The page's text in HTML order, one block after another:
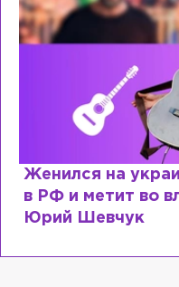
Женился на
в РФ и метит во
Юрий Шевчук